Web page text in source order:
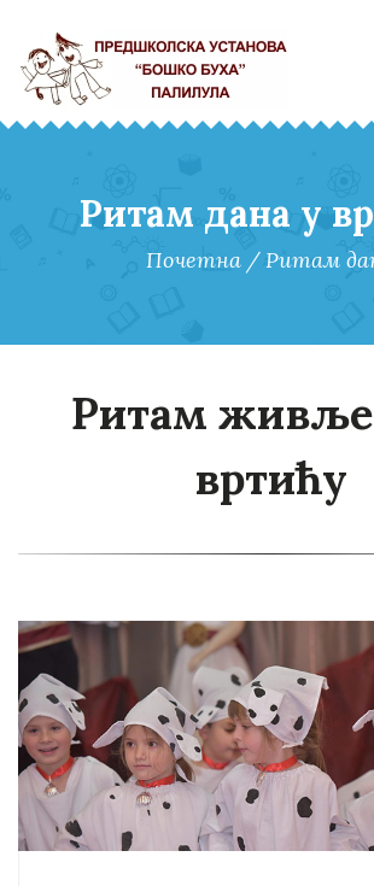
Ритам дана у
Почетна /Ритам
Ритам
вртићу